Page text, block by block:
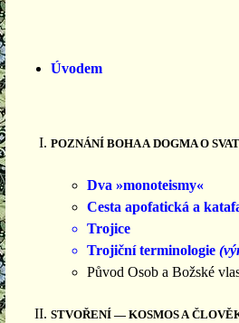
Úvodem
POZNÁNÍ BOHA A DOGMA O
Dva »monoteismy«
Cesta apofatická a
Trojice
Trojiční terminologie
Původ Osob a Božské
STVOŘENÍ — KOSMOS A